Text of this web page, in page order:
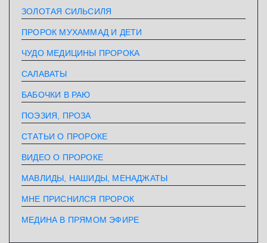
ЗОЛОТАЯ СИЛЬСИЛЯ
ПРОРОК МУХАММАД И ДЕТИ
ЧУДО МЕДИЦИНЫ ПРОРОКА
САЛАВАТЫ
БАБОЧКИ В РАЮ
ПОЭЗИЯ, ПРОЗА
СТАТЬИ О ПРОРОКЕ
ВИДЕО О ПРОРОКЕ
МАВЛИДЫ, НАШИДЫ, МЕНАДЖАТЫ
МНЕ ПРИСНИЛСЯ ПРОРОК
МЕДИНА В ПРЯМОМ ЭФИРЕ